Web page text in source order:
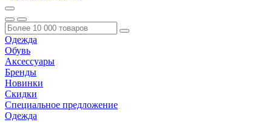
Одежда
Обувь
Аксессуары
Бренды
Новинки
Скидки
Специальное предложение
Одежда